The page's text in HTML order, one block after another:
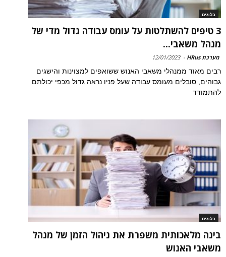
בלוגים
3 טיפים להשתלטות על עומס עבודה גדול מדי של
מנהל משאבי...
מערכת HRus -
12/01/2023
רבים מאוד ממנהלי משאבי האנוש ששואפים למצוינות והישגים
גבוהים, סובלים מעומס עבודה שעל פניו נראה גדול מכפי יכולתם
להתמודד
בלוגים
בינה מלאכותית משפרת את ניהול הזמן של מנהל
משאבי האנוש